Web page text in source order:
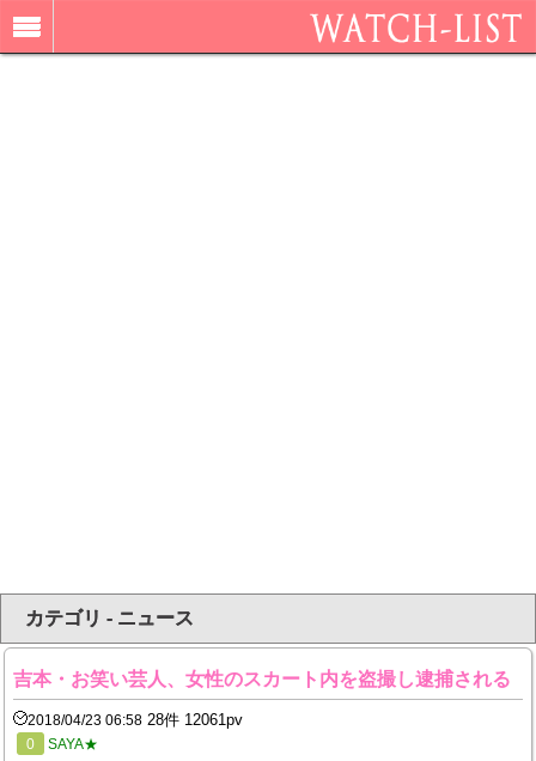
カテゴリ - ニュース
吉本・お笑い芸人、女性のスカート内を盗撮し逮捕される
2018/04/23 06:58 28件 12061pv
0 SAYA★